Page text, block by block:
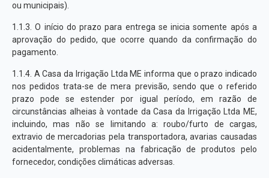
ou municipais).
1.1.3. O início do prazo para entrega se inicia somente após a
aprovação do pedido, que ocorre quando da confirmação do
pagamento.
1.1.4. A Casa da Irrigação Ltda ME informa que o prazo indicado
nos pedidos trata-se de mera previsão, sendo que o referido
prazo pode se estender por igual período, em razão de
circunstâncias alheias à vontade da Casa da Irrigação Ltda ME,
incluindo, mas não se limitando a: roubo/furto de cargas,
extravio de mercadorias pela transportadora, avarias causadas
acidentalmente, problemas na fabricação de produtos pelo
fornecedor, condições climáticas adversas.